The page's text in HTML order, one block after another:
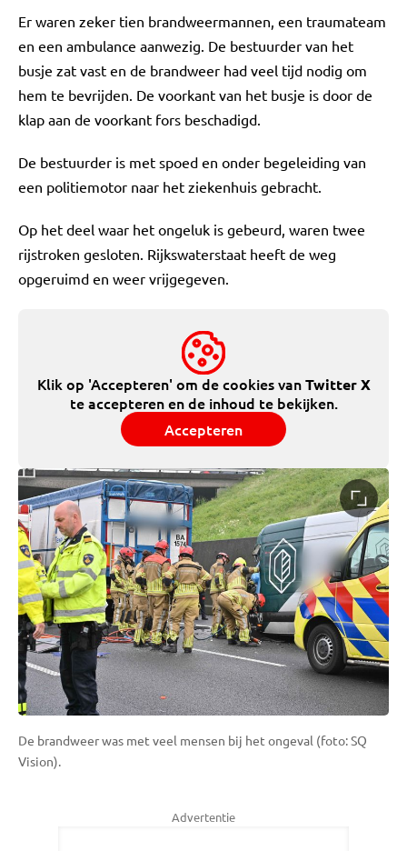
Er waren zeker tien brandweermannen, een traumateam
en een ambulance aanwezig. De bestuurder van het
busje zat vast en de brandweer had veel tijd nodig om
hem te bevrijden. De voorkant van het busje is door de
klap aan de voorkant fors beschadigd.
De bestuurder is met spoed en onder begeleiding van
een politiemotor naar het ziekenhuis gebracht.
Op het deel waar het ongeluk is gebeurd, waren twee
rijstroken gesloten. Rijkswaterstaat heeft de weg
opgeruimd en weer vrijgegeven.
Klik op 'Accepteren' om de cookies vanTwitter X
te accepteren en de inhoud te bekijken.
Accepteren
De brandweer was met veel mensen bij het ongeval (foto: SQ
Vision).
Advertentie